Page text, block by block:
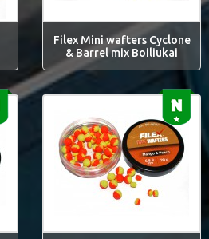
Filex Mini wafters Cyclone
& Barrel mix Boiliukai